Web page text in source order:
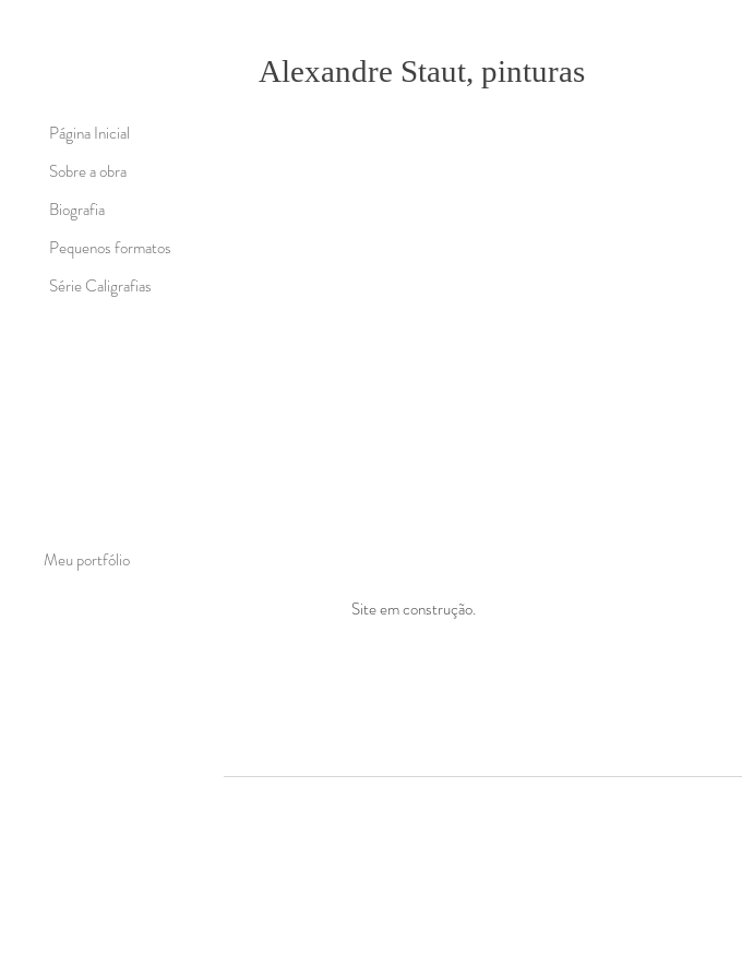
Página Inicial
Sobre a obra
Biografia
Pequenos formatos
Série Caligrafias
Alexandre Staut, pinturas
Meu portfólio
Site em construção.